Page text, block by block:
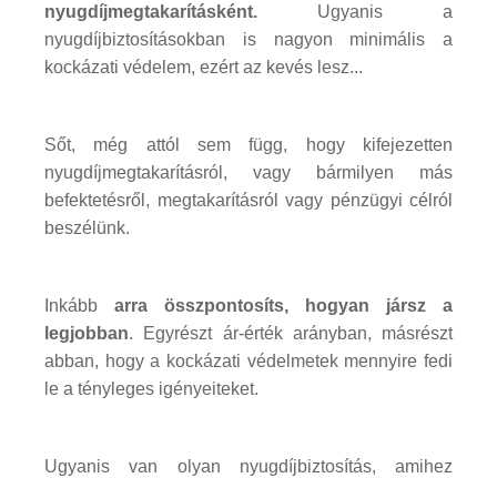
nyugdíjmegtakarításként. Ugyanis a
nyugdíjbiztosításokban is nagyon minimális a
kockázati védelem, ezért az kevés lesz...
Sőt, még attól sem függ, hogy kifejezetten
nyugdíjmegtakarításról, vagy bármilyen más
befektetésről, megtakarításról vagy pénzügyi célról
beszélünk.
Inkább arra összpontosíts, hogyan jársz a
legjobban. Egyrészt ár-érték arányban, másrészt
abban, hogy a kockázati védelmetek mennyire fedi
le a tényleges igényeiteket.
Ugyanis van olyan nyugdíjbiztosítás, amihez